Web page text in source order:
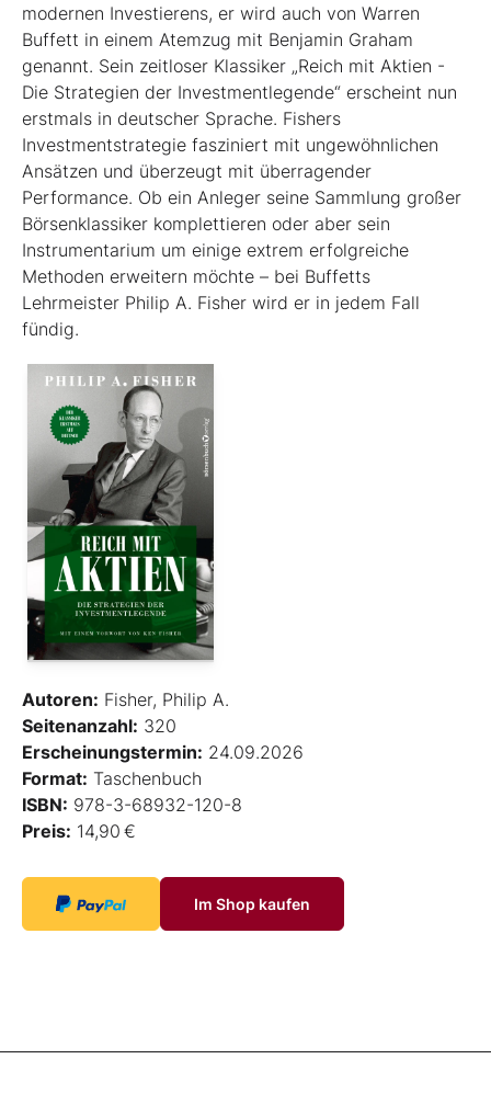
modernen Investierens, er wird auch von Warren
Buffett in einem Atemzug mit Benjamin Graham
genannt. Sein zeitloser Klassiker „Reich mit Aktien -
Die Strategien der Investmentlegende“ erscheint nun
erstmals in deutscher Sprache. Fishers
Investmentstrategie fasziniert mit ungewöhnlichen
Ansätzen und überzeugt mit überragender
Performance. Ob ein Anleger seine Sammlung großer
Börsenklassiker komplettieren oder aber sein
Instrumentarium um einige extrem erfolgreiche
Methoden erweitern möchte – bei Buffetts
Lehrmeister Philip A. Fisher wird er in jedem Fall
fündig.
Autoren: Fisher, Philip A.
Seitenanzahl: 320
Erscheinungstermin: 24.09.2026
Format: Taschenbuch
ISBN: 978-3-68932-120-8
Preis: 14,90 €
Im Shop kaufen